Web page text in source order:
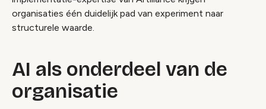
organisaties één duidelijk pad van experiment naar
structurele waarde.
AI als onderdeel van de
organisatie